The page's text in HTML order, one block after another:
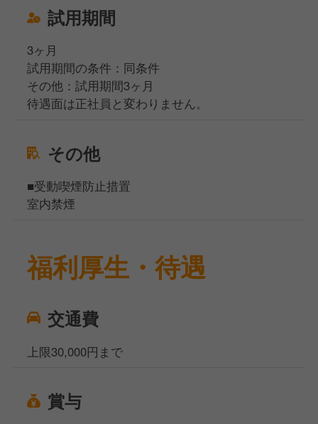
試用期間
3ヶ月
試用期間の条件：同条件
その他：試用期間3ヶ月
待遇面は正社員と変わりません。
その他
■受動喫煙防止措置
室内禁煙
福利厚生・待遇
交通費
上限30,000円まで
賞与